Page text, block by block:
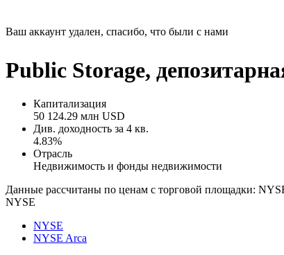
Ваш аккаунт удален, спасибо, что были с нами
Public Storage,
Капитализация
50 124.29 млн USD
Див. доходность за 4 кв.
4.83%
Отрасль
Недвижимость и фонды недвижимости
Данные рассчитаны по ценам с торговой площадки:
NYSE
NYSE
NYSE Arca